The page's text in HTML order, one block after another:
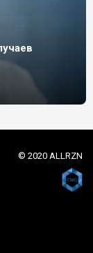
© 2020 ALLRZN